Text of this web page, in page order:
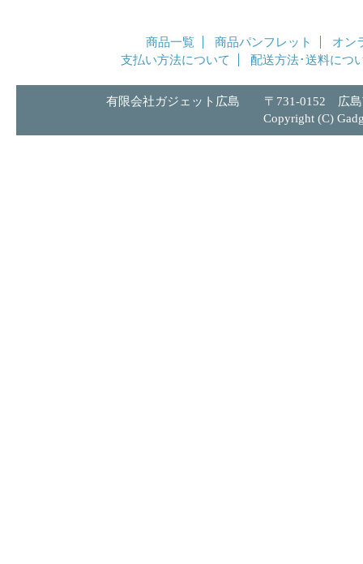
商品一覧 商品パンフレット
オン
支払い方法について
配送方法･送料につ
有限会社ガジェット広島 〒731-0152 広島
Copyright (C)